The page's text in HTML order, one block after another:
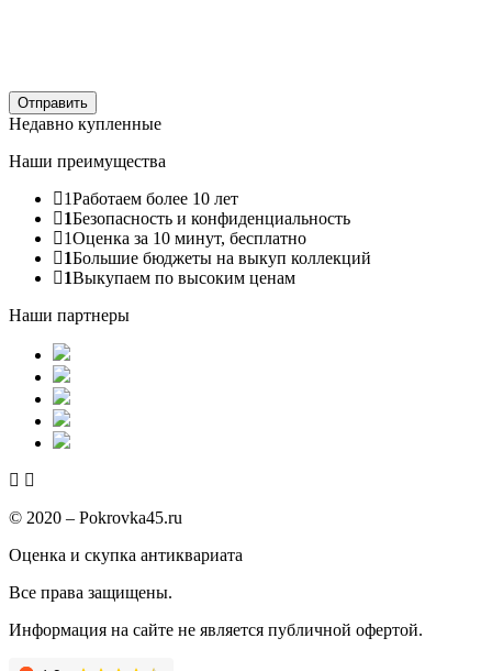
Отправить
Недавно купленные
Наши преимущества
1Работаем более 10 лет
1Безопасность и конфиденциальность
1Оценка за 10 минут, бесплатно
1Большие бюджеты на выкуп коллекций
1Выкупаем по высоким ценам
Наши партнеры
© 2020 – Pokrovka45.ru
Оценка и скупка антиквариата
Все права защищены.
Информация на сайте не является публичной офертой.